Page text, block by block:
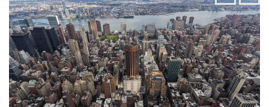
Imigração impulsiona recuperação demográfica
nas maiores metrópoles dos EUA após pandemia,
segundo novos dados do Censo